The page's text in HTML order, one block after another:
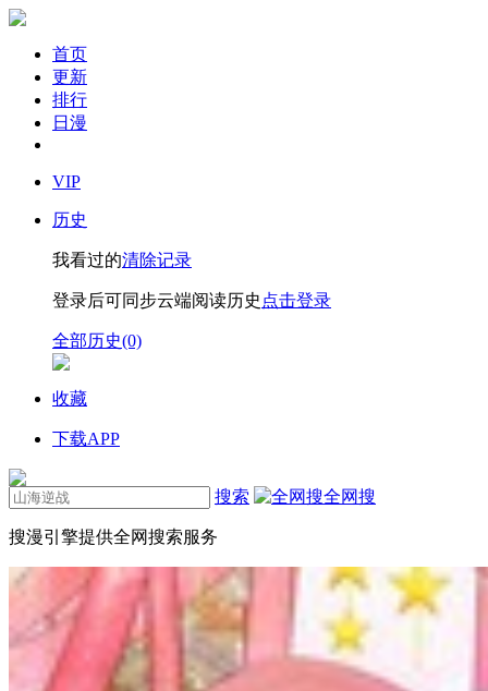
首页
更新
排行
日漫
VIP
历史
我看过的清除记录
登录后可同步云端阅读历史 点击登录
全部历史(0)
收藏
下载APP
搜索 全网搜
搜漫引擎提供全网搜索服务